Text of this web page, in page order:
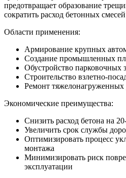
предотвращает образование
сократить расход бетонных
Области применения:
Армирование крупных
Создание промышленных
Обустройство парковочных
Строительство взлетно-
Ремонт тяжелонагруженных
Экономические преимущества:
Снизить расход бетона на
Увеличить срок службы
Оптимизировать процесс
монтажа
Минимизировать риск
эксплуатации